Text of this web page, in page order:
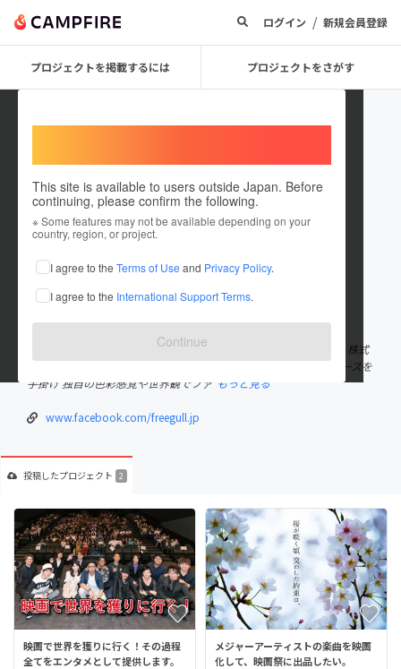
ログイン / 新規会員登録
プロジェクトを掲載するには プロジェクトをさがす
This site is available to users outside Japan. Before
continuing, please confirm the following.
※ Some features may not be available depending on your
country, region, or project.
I agree to the Terms of Use and Privacy Policy.
I agree to the International Support Terms.
Continue
Masato_Yamamoto
これまでに3回支援して2件のプロジェクトを投稿しています
在住国：日本 現在地：大阪府
出身国：日本 出身地：大阪府
映像監督・写真家 1985年和歌山生まれ 独学で映像や写真を学び、株式
会社FREEGULL（フリーガル）を設立 数々の映像制作やプロデュースを
手掛け 独自の色彩感覚や世界観でファ もっと見る
www.facebook.com/freegull.jp
投稿したプロジェクト 2
映画で世界を獲りに行く！その過程
全てをエンタメとして提供します。
メジャーアーティストの楽曲を映画
化して、映画祭に出品したい。